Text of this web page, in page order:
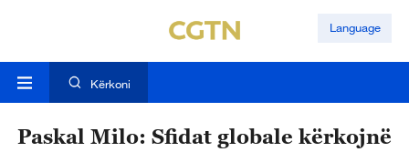
Language
Kërkoni
Paskal Milo: Sfidat globale kërkojnë